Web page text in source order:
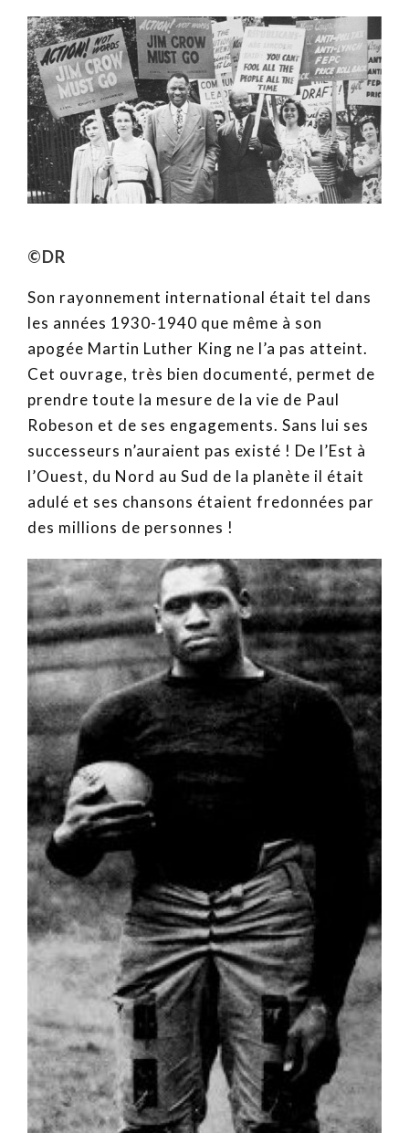
©DR
Son rayonnement international était tel dans
les années 1930-1940 que même à son
apogée Martin Luther King ne l’a pas atteint.
Cet ouvrage, très bien documenté, permet de
prendre toute la mesure de la vie de Paul
Robeson et de ses engagements. Sans lui ses
successeurs n’auraient pas existé ! De l’Est à
l’Ouest, du Nord au Sud de la planète il était
adulé et ses chansons étaient fredonnées par
des millions de personnes !